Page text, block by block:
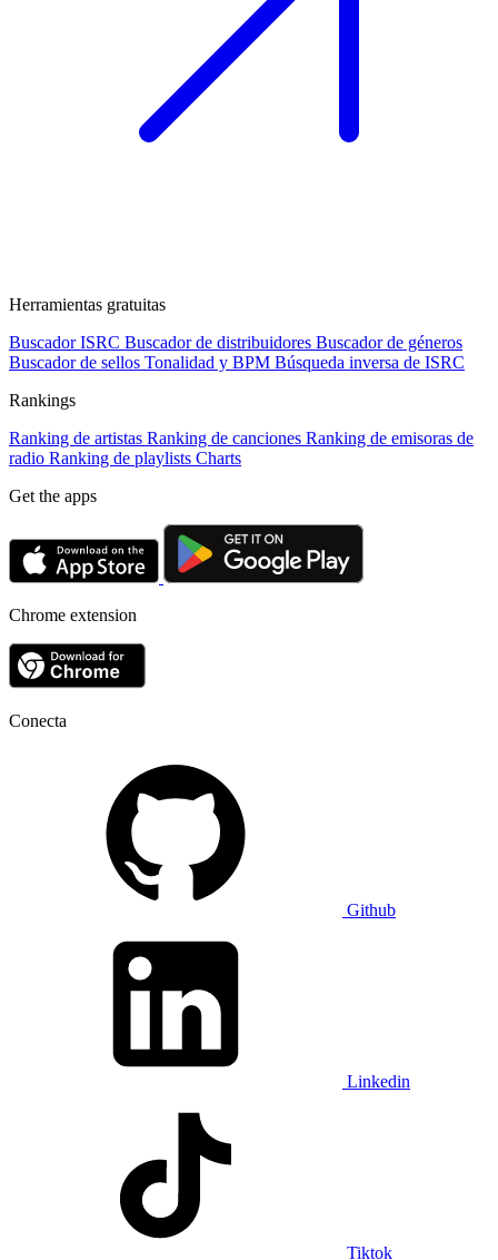
Herramientas gratuitas
Buscador ISRC Buscador de distribuidores Buscador de géneros
Buscador de sellos Tonalidad y BPM Búsqueda inversa de ISRC
Rankings
Ranking de artistas Ranking de canciones Ranking de emisoras de
radio Ranking de playlists Charts
Get the apps
Chrome extension
Conecta
Github
Linkedin
Tiktok